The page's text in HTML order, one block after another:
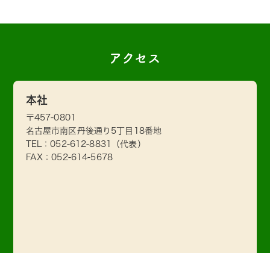
アクセス
本社
〒457-0801
名古屋市南区丹後通り5丁目18番地
TEL：052-612-8831
（代表）
FAX：052-614-5678